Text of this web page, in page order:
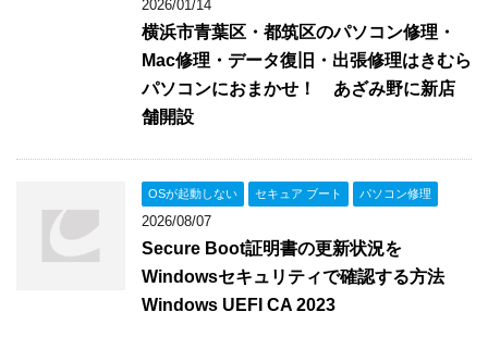
2026/01/14
横浜市青葉区・都筑区のパソコン修理・
Mac修理・データ復旧・出張修理はきむら
パソコンにおまかせ！ あざみ野に新店
舗開設
OSが起動しない セキュア ブート パソコン修理
2026/08/07
Secure Boot証明書の更新状況を
Windowsセキュリティで確認する方法
Windows UEFI CA 2023